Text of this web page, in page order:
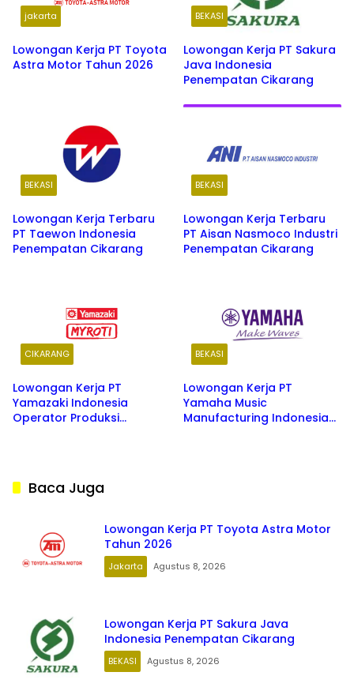
jakarta
Lowongan Kerja PT Toyota
Astra Motor Tahun 2026
BEKASI
Lowongan Kerja PT Sakura
Java Indonesia
Penempatan Cikarang
BEKASI
Lowongan Kerja Terbaru
PT Taewon Indonesia
Penempatan Cikarang
BEKASI
Lowongan Kerja Terbaru
PT Aisan Nasmoco Industri
Penempatan Cikarang
CIKARANG
Lowongan Kerja PT
Yamazaki Indonesia
Operator Produksi
BEKASI
Lowongan Kerja PT
Yamaha Music
Manufacturing Indonesia
Baca Juga
Lowongan Kerja PT Toyota Astra Motor
Tahun 2026
Jakarta Agustus 8, 2026
Lowongan Kerja PT Sakura Java
Indonesia Penempatan Cikarang
BEKASI Agustus 8, 2026